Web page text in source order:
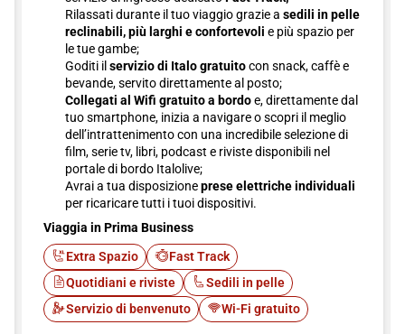
Rilassati durante il tuo viaggio grazie a sedili in pelle
reclinabili, più larghi e confortevoli e più spazio per
le tue gambe;
Goditi il servizio di Italo gratuitocon snack, caffè e
bevande, servito direttamente al posto;
Collegati al Wifi gratuito a bordoe, direttamente dal
tuo smartphone, inizia a navigare o scopri il meglio
dell’intrattenimento con una incredibile selezione di
film, serie tv, libri, podcast e riviste disponibili nel
portale di bordo Italolive;
Avrai a tua disposizioneprese elettriche individuali
per ricaricare tutti i tuoi dispositivi.
Viaggia in Prima Business
Extra Spazio
Fast Track
Quotidiani e riviste
Sedili in pelle
Servizio di benvenuto
Wi-Fi gratuito